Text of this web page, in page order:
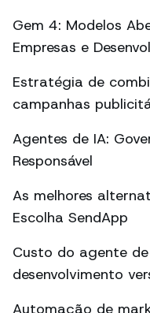
Gem 4: Modelos
Empresas e
Estratégia de
campanhas
Agentes de IA:
Responsável
As melhores
Escolha SendApp
Custo do agente
desenvolvimento
Automação de